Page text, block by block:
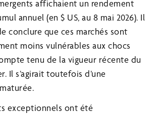
affichaient un rendement
annuel (en $ US, au 8 mai 2026). Il
conclure que ces marchés sont
moins vulnérables aux chocs
tenu de la vigueur récente du
Il s’agirait toutefois d’une
exceptionnels ont été